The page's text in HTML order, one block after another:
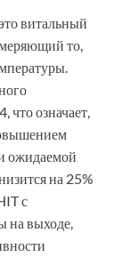
витальный
то,
что означает,
ожидаемой
на 25%
с
на выходе,